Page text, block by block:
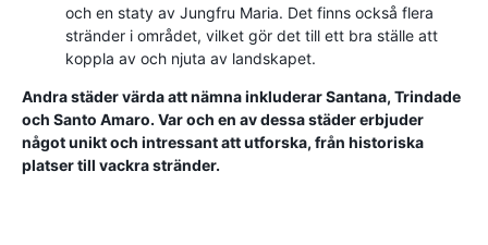
och en staty av Jungfru Maria. Det finns också flera
stränder i området, vilket gör det till ett bra ställe att
koppla av och njuta av landskapet.
Andra städer värda att nämna inkluderar Santana, Trindade
och Santo Amaro. Var och en av dessa städer erbjuder
något unikt och intressant att utforska, från historiska
platser till vackra stränder.